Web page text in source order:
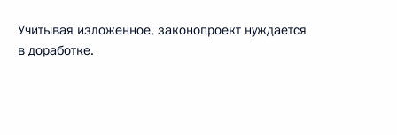
Учитывая изложенное, законопроект нуждается
в доработке.